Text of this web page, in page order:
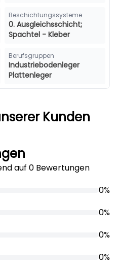
Beschichtungssysteme
0. Ausgleichsschicht;
Spachtel - Kleber
Berufsgruppen
Industriebodenleger
Plattenleger
Kunden
auf 0 Bewertungen
0%
0%
0%
0%